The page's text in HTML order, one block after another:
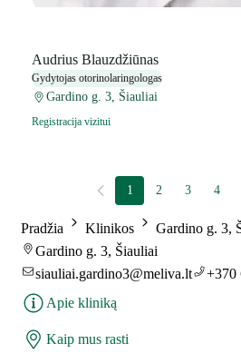
Audrius Blauzdžiūnas
Gydytojas otorinolaringologas
Gardino g. 3, Šiauliai
Registracija vizitui
1 2 3 4
Pradžia Klinikos
Gardino g. 3,
Gardino g. 3, Šiauliai
siauliai.gardino3@meliva.lt
+370
Apie kliniką
Kaip mus rasti